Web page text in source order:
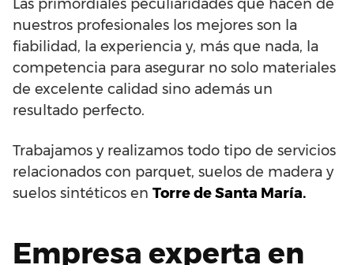
Las primordiales peculiaridades que hacen de
nuestros profesionales los mejores son la
fiabilidad, la experiencia y, más que nada, la
competencia para asegurar no solo materiales
de excelente calidad sino además un
resultado perfecto.
Trabajamos y realizamos todo tipo de servicios
relacionados con parquet, suelos de madera y
suelos sintéticos en Torre de Santa María.
Empresa experta en